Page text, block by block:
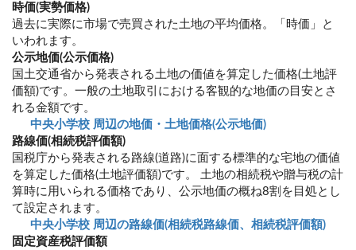
時価(実勢価格)
過去に実際に市場で売買された土地の平均価格。「時価」と
いわれます。
公示地価(公示価格)
国土交通省から発表される土地の価値を算定した価格(土地評
価額)です。一般の土地取引における客観的な地価の目安とさ
れる金額です。
中央小学校 周辺の地価・土地価格(公示地価)
路線価(相続税評価額)
国税庁から発表される路線(道路)に面する標準的な宅地の価値
を算定した価格(土地評価額)です。 土地の相続税や贈与税の計
算時に用いられる価格であり、公示地価の概ね8割を目処とし
て設定されます。
中央小学校 周辺の路線価(相続税路線価、相続税評価額)
固定資産税評価額